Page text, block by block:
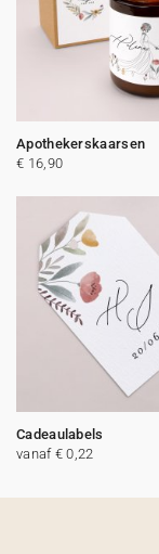
Apothekerskaarsen
€ 16,90
Cadeaulabels
vanaf € 0,22